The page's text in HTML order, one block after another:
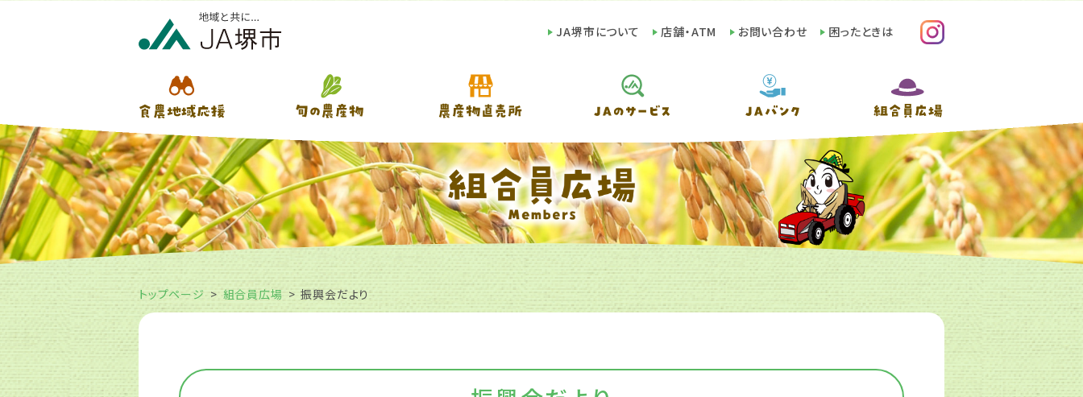
JA堺市について 店舗・ATM お問い合わせ 困ったときは
トップページ 組合員広場 振興会だより